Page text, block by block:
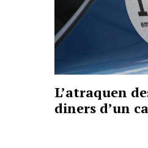
L’atraquen
diners d’un